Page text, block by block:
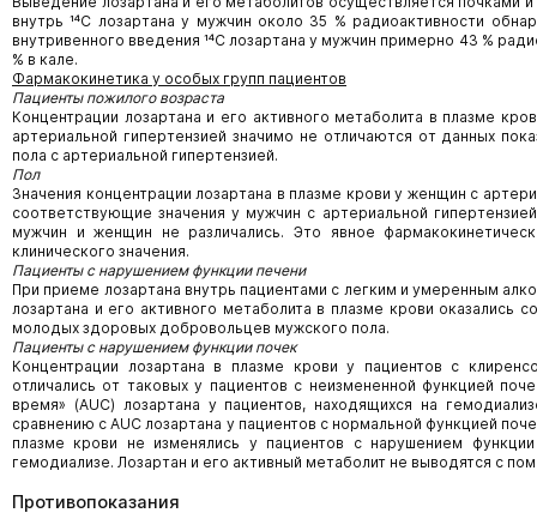
внутрь ¹⁴C лозартана у мужчин около 35 % радиоактивности
внутривенного введения ¹⁴С лозартана у мужчин примерно 43 %
% в кале.
Фармакокинетика у особых групп пациентов
Пациенты пожилого возраста
Концентрации лозартана и его активного метаболита в плазме
артериальной гипертензией значимо не отличаются от данных
пола с артериальной гипертензией.
Пол
Значения концентрации лозартана в плазме крови у женщин с
соответствующие значения у мужчин с артериальной
мужчин и женщин не различались. Это явное
клинического значения.
Пациенты с нарушением функции печени
При приеме лозартана внутрь пациентами с легким и умеренным
лозартана и его активного метаболита в плазме крови оказались
молодых здоровых добровольцев мужского пола.
Пациенты с нарушением функции почек
Концентрации лозартана в плазме крови у пациентов с
отличались от таковых у пациентов с неизмененной функцией
время» (AUC) лозартана у пациентов, находящихся на
сравнению с AUC лозартана у пациентов с нормальной функцией
плазме крови не изменялись у пациентов с нарушением
гемодиализе. Лозартан и его активный метаболит не выводятся с
Противопоказания